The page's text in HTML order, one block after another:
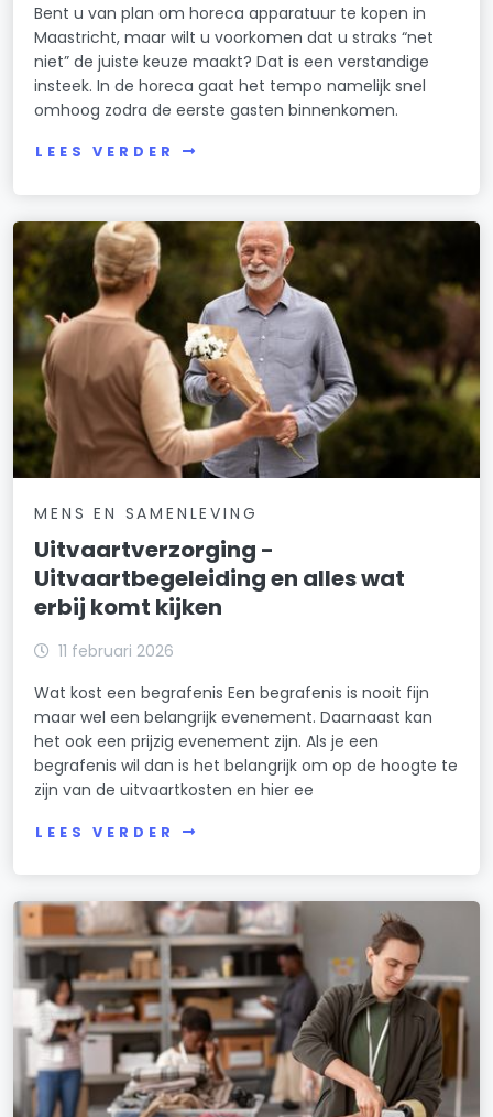
Bent u van plan om horeca apparatuur te kopen in
Maastricht, maar wilt u voorkomen dat u straks “net
niet” de juiste keuze maakt? Dat is een verstandige
insteek. In de horeca gaat het tempo namelijk snel
omhoog zodra de eerste gasten binnenkomen.
LEES VERDER
MENS EN SAMENLEVING
Uitvaartverzorging -
Uitvaartbegeleiding en alles wat
erbij komt kijken
11 februari 2026
Wat kost een begrafenis Een begrafenis is nooit fijn
maar wel een belangrijk evenement. Daarnaast kan
het ook een prijzig evenement zijn. Als je een
begrafenis wil dan is het belangrijk om op de hoogte te
zijn van de uitvaartkosten en hier ee
LEES VERDER